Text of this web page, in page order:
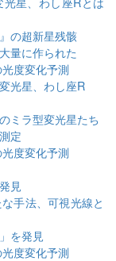
の超新星残骸
量に作られた
度変化予測
光星、わし座R
ミラ型変光星たち
定
度変化予測
見
手法、可視光線と
を発見
度変化予測